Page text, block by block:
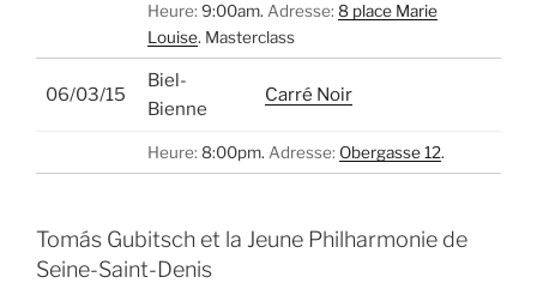
Heure: 9:00am. Adresse: 8 place Marie
Louise. Masterclass
06/03/15
Biel-
Bienne
Carré Noir
Heure: 8:00pm. Adresse: Obergasse 12.
Tomás Gubitsch et la Jeune Philharmonie de
Seine-Saint-Denis